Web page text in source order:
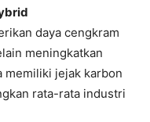
daya cengkram
meningkatkan
memiliki jejak karbon
rata-rata industri